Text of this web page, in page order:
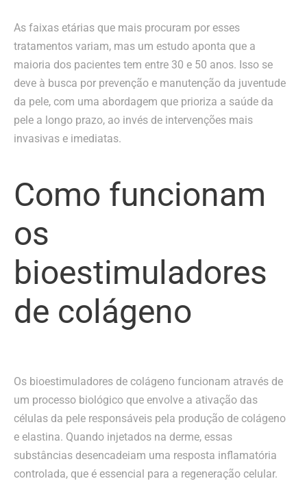
As faixas etárias que mais procuram por esses
tratamentos variam, mas um estudo aponta que a
maioria dos pacientes tem entre 30 e 50 anos. Isso se
deve à busca por prevenção e manutenção da juventude
da pele, com uma abordagem que prioriza a saúde da
pele a longo prazo, ao invés de intervenções mais
invasivas e imediatas.
Como funcionam
os
bioestimuladores
de colágeno
Os bioestimuladores de colágeno funcionam através de
um processo biológico que envolve a ativação das
células da pele responsáveis pela produção de colágeno
e elastina. Quando injetados na derme, essas
substâncias desencadeiam uma resposta inflamatória
controlada, que é essencial para a regeneração celular.